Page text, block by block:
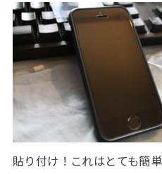
貼り付け！これはとても簡単